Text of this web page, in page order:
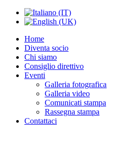
Home
Diventa socio
Chi siamo
Consiglio direttivo
Eventi
Galleria fotografica
Galleria video
Comunicati stampa
Rassegna stampa
Contattaci